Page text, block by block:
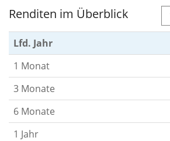
Renditen im Überblick
Lfd. Jahr
1 Monat
3 Monate
6 Monate
1 Jahr